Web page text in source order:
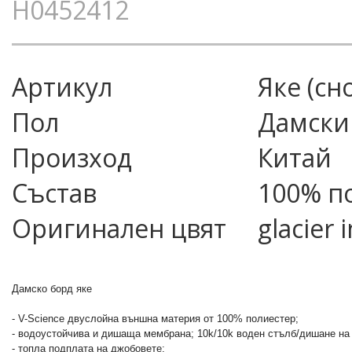
H0452412
Артикул
яке
Пол
Дамски
Произход
Китай
Състав
100%
Оригинален цвят
glacier
Дамско борд яке
- V-Sciencе двуслойна външна материя от 100% полиестер;
- водоустойчива и дишаща мембрана; 10k/10k воден стълб/дишане
- топла подплата на джобовете;